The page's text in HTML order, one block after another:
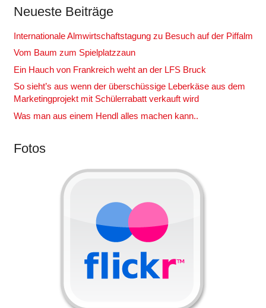
Neueste Beiträge
Internationale Almwirtschaftstagung zu Besuch auf der Piffalm
Vom Baum zum Spielplatzzaun
Ein Hauch von Frankreich weht an der LFS Bruck
So sieht’s aus wenn der überschüssige Leberkäse aus dem
Marketingprojekt mit Schülerrabatt verkauft wird
Was man aus einem Hendl alles machen kann..
Fotos